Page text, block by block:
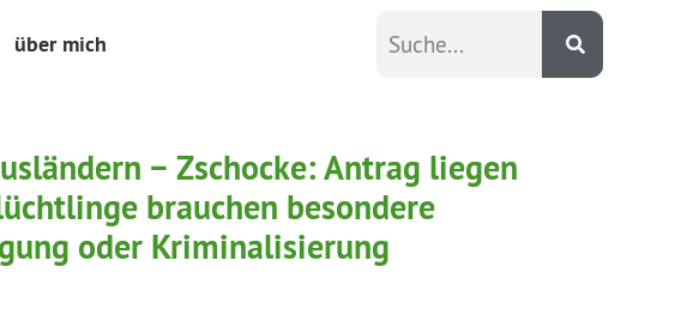
über mich
− Zschocke: Antrag liegen
brauchen besondere
oder Kriminalisierung